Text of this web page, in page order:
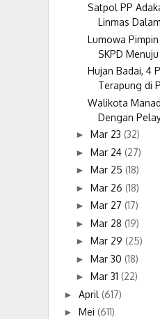
Satpol PP
Linmas
Lumowa
SKPD
Hujan Badai, 4
Terapung di
Walikota
Dengan
► Mar 23 (32)
► Mar 24 (27)
► Mar 25 (18)
► Mar 26 (18)
► Mar 27 (17)
► Mar 28 (19)
► Mar 29 (25)
► Mar 30 (18)
► Mar 31 (22)
► April (617)
► Mei (611)